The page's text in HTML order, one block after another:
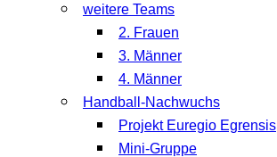
weitere Teams
2. Frauen
3. Männer
4. Männer
Handball-Nachwuchs
Projekt Euregio Egrensis
Mini-Gruppe